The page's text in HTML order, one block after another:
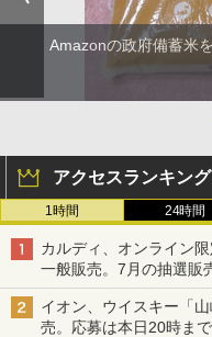
Amazonの政府備蓄米
アクセスランキング
1時間 24時間
カルディ、オンライン
一般販売。7月の抽選販
イオン、ウイスキー「
売。応募は本日20時まで